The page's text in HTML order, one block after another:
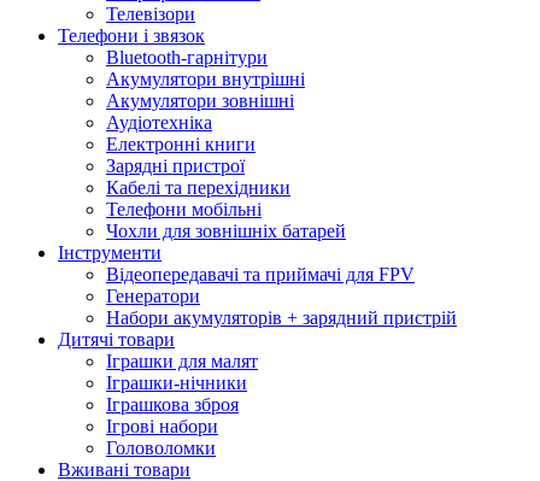
Телевізори
Телефони і звязок
Bluetooth-гарнітури
Акумулятори внутрішні
Акумулятори зовнішні
Аудіотехніка
Електронні книги
Зарядні пристрої
Кабелі та перехідники
Телефони мобільні
Чохли для зовнішніх батарей
Інструменти
Відеопередавачі та приймачі для FPV
Генератори
Набори акумуляторів + зарядний пристрій
Дитячі товари
Іграшки для малят
Іграшки-нічники
Іграшкова зброя
Ігрові набори
Головоломки
Вживані товари